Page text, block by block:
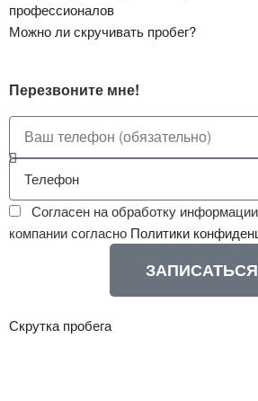
профессионалов
Можно ли скручивать пробег?
Перезвоните мне!
Согласен на обработку
компании согласно Политики
ЗАПИСАТЬСЯ
Скрутка пробега